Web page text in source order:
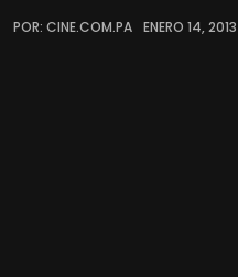
POR: CINE.COM.PA ENERO 14, 2013